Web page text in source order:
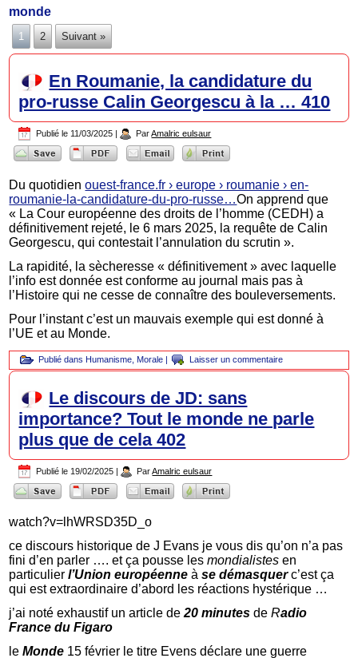
monde
1 2 Suivant »
En Roumanie, la candidature du
pro-russe Calin Georgescu à la … 410
Publié le 11/03/2025 | Par Amalric eulsaur
Du quotidienouest-france.fr › europe › roumanie › en-
roumanie-la-candidature-du-pro-russe…On apprend que
« La Cour européenne des droits de l’homme (CEDH) a
définitivement rejeté, le 6 mars 2025, la requête de Calin
Georgescu, qui contestait l’annulation du scrutin ».
La rapidité, la sècheresse « définitivement » avec laquelle
l’info est donnée est conforme au journal mais pas à
l’Histoire qui ne cesse de connaître des bouleversements.
Pour l’instant c’est un mauvais exemple qui est donné à
l’UE et au Monde.
Publié dans Humanisme Morale | Laisser un commentaire
Le discours de JD: sans
importance? Tout le monde ne parle
plus que de cela 402
Publié le 19/02/2025 | Par Amalric eulsaur
watch?v=lhWRSD35D_o
ce discours historique de J Evans je vous dis qu’on n’a pas
fini d’en parler …. et ça pousse lesmondialistes en
particulierl’Union européenne àse démasquerc’est ça
qui est extraordinaire d’abord les réactions hystérique …
j’ai noté exhaustif un article de20 minutes deRadio
France du Figaro
leMonde 15 février le titre Evens déclare une guerre